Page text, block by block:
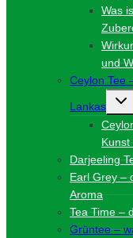
Was
und
Ceylon Tee
Lankas
Kunst
Darjeeling
Earl Grey –
Aroma
Tea Time –
Grüntee –